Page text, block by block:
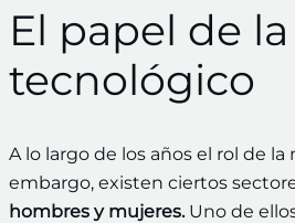
El papel de
tecnológico
A lo largo de los años el rol de
embargo, existen ciertos
hombres y mujeres.Uno de